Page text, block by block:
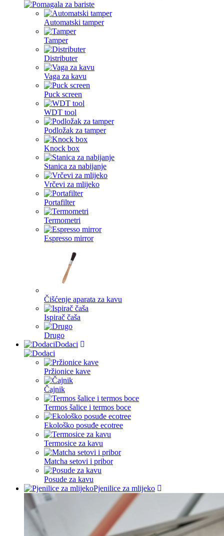
Automatski tamper
Tamper
Distributer
Vaga za kavu
Puck screen
WDT tool
Podložak za tamper
Knock box
Stanica za nabijanje
Vrčevi za mlijeko
Portafilter
Termometri
Espresso mirror
Čišćenje aparata za kavu
Ispirač čaša
Drugo
Dodaci
Pržionice kave
Čajnik
Termos šalice i termos boce
Ekološko posuđe ecotree
Termosice za kavu
Matcha setovi i pribor
Posude za kavu
Pjenilice za mlijeko